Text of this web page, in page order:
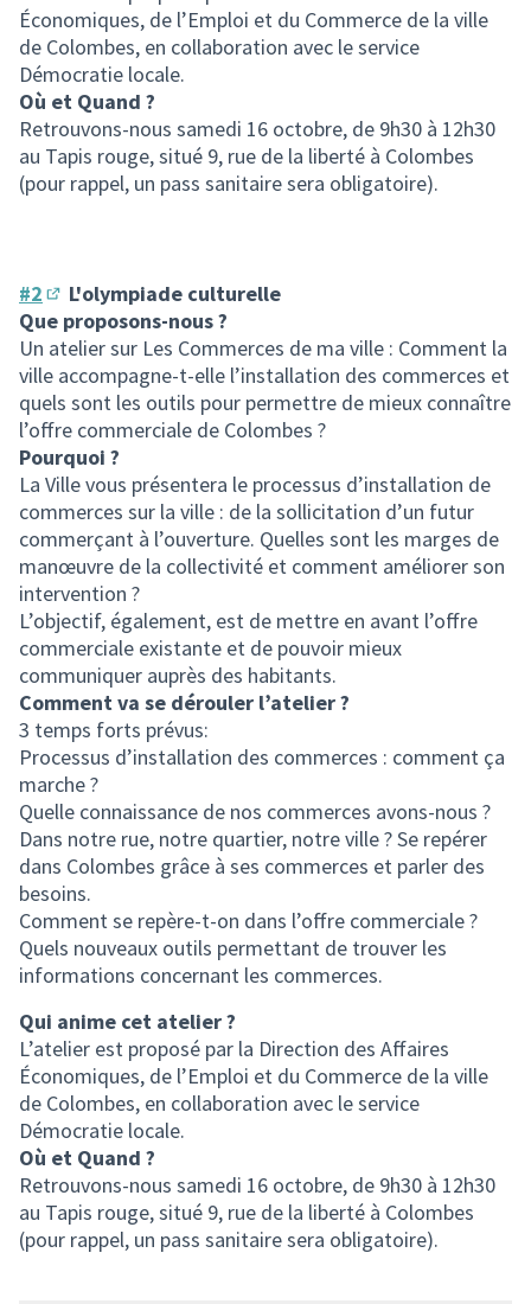
Économiques, de l’Emploi et du Commerce de la ville
de Colombes, en collaboration avec le service
Démocratie locale.
Où et Quand ?
Retrouvons-nous samedi 16 octobre, de 9h30 à 12h30
au Tapis rouge, situé 9, rue de la liberté à Colombes
(pour rappel, un pass sanitaire sera obligatoire).
#2
(S'ouvre dans un nouvel onglet)
L'olympiade culturelle
Que proposons-nous ?
Un atelier sur Les Commerces de ma ville : Comment la
ville accompagne-t-elle l’installation des commerces et
quels sont les outils pour permettre de mieux connaître
l’offre commerciale de Colombes ?
Pourquoi ?
La Ville vous présentera le processus d’installation de
commerces sur la ville : de la sollicitation d’un futur
commerçant à l’ouverture. Quelles sont les marges de
manœuvre de la collectivité et comment améliorer son
intervention ?
L’objectif, également, est de mettre en avant l’offre
commerciale existante et de pouvoir mieux
communiquer auprès des habitants.
Comment va se dérouler l’atelier ?
3 temps forts prévus:
Processus d’installation des commerces : comment ça
marche ?
Quelle connaissance de nos commerces avons-nous ?
Dans notre rue, notre quartier, notre ville ? Se repérer
dans Colombes grâce à ses commerces et parler des
besoins.
Comment se repère-t-on dans l’offre commerciale ?
Quels nouveaux outils permettant de trouver les
informations concernant les commerces.
Qui anime cet atelier ?
L’atelier est proposé par la Direction des Affaires
Économiques, de l’Emploi et du Commerce de la ville
de Colombes, en collaboration avec le service
Démocratie locale.
Où et Quand ?
Retrouvons-nous samedi 16 octobre, de 9h30 à 12h30
au Tapis rouge, situé 9, rue de la liberté à Colombes
(pour rappel, un pass sanitaire sera obligatoire).